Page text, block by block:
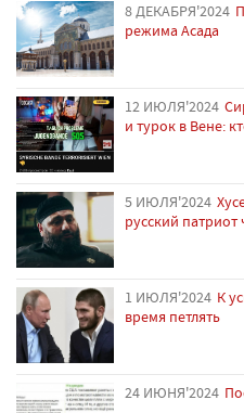
8 ДЕКАБРЯ'2024
режима Асада
12 ИЮЛЯ'2024
и турок в Вене:
5 ИЮЛЯ'2024
русский
1 ИЮЛЯ'2024 К
время петлять
24 ИЮНЯ'2024